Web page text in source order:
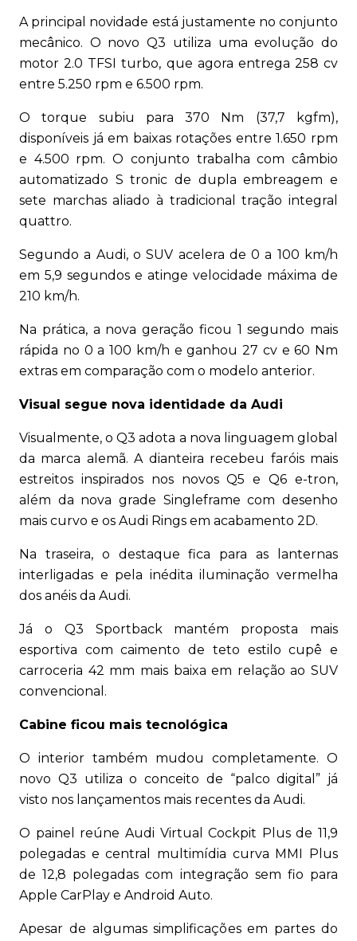
A principal novidade está justamente no conjunto
mecânico. O novo Q3 utiliza uma evolução do
motor 2.0 TFSI turbo, que agora entrega 258 cv
entre 5.250 rpm e 6.500 rpm.
O torque subiu para 370 Nm (37,7 kgfm),
disponíveis já em baixas rotações entre 1.650 rpm
e 4.500 rpm. O conjunto trabalha com câmbio
automatizado S tronic de dupla embreagem e
sete marchas aliado à tradicional tração integral
quattro.
Segundo a Audi, o SUV acelera de 0 a 100 km/h
em 5,9 segundos e atinge velocidade máxima de
210 km/h.
Na prática, a nova geração ficou 1 segundo mais
rápida no 0 a 100 km/h e ganhou 27 cv e 60 Nm
extras em comparação com o modelo anterior.
Visual segue nova identidade da Audi
Visualmente, o Q3 adota a nova linguagem global
da marca alemã. A dianteira recebeu faróis mais
estreitos inspirados nos novos Q5 e Q6 e-tron,
além da nova grade Singleframe com desenho
mais curvo e os Audi Rings em acabamento 2D.
Na traseira, o destaque fica para as lanternas
interligadas e pela inédita iluminação vermelha
dos anéis da Audi.
Já o Q3 Sportback mantém proposta mais
esportiva com caimento de teto estilo cupê e
carroceria 42 mm mais baixa em relação ao SUV
convencional.
Cabine ficou mais tecnológica
O interior também mudou completamente. O
novo Q3 utiliza o conceito de “palco digital” já
visto nos lançamentos mais recentes da Audi.
O painel reúne Audi Virtual Cockpit Plus de 11,9
polegadas e central multimídia curva MMI Plus
de 12,8 polegadas com integração sem fio para
Apple CarPlay e Android Auto.
Apesar de algumas simplificações em partes do